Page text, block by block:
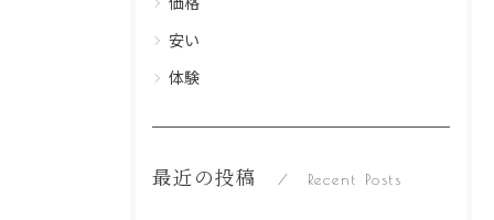
安い
体験
最近の投稿 Recent Posts